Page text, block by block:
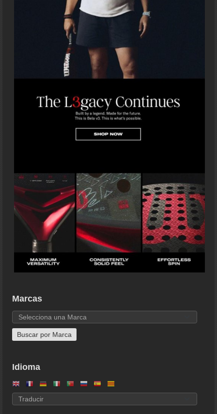
Marcas
Idioma